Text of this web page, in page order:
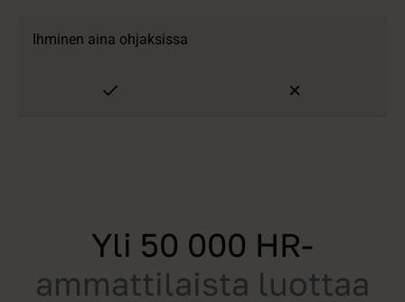
Ihminen aina ohjaksissa
Yli 50 000 HR-
ammattilaista luottaa